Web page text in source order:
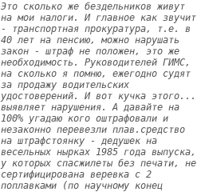
Это сколько же бездельников живут
на мои налоги. И главное как звучит
- транспортная прокуратура, т.е. в
40 лет на пенсию, можно нарушать
закон - штраф не положен, это же
необходимость. Руководителей ГИМС,
на сколько я помню, ежегодно судят
за продажу водительских
удостоверений. И вот кучка этого...
выявляет нарушения. А давайте на
100% угадаю кого оштрафовали и
незаконно перевезли плав.средство
на штрафстоянку - дедушек на
весельных нырках 1985 года выпуска,
у которых спасжилеты без печати, не
сертифицирована веревка с 2
поплавками (по научному конец